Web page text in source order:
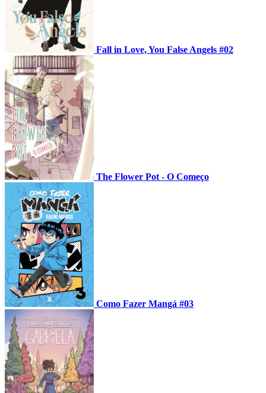
Fall in Love, You False Angels #02
The Flower Pot - O Começo
Como Fazer Mangá #03